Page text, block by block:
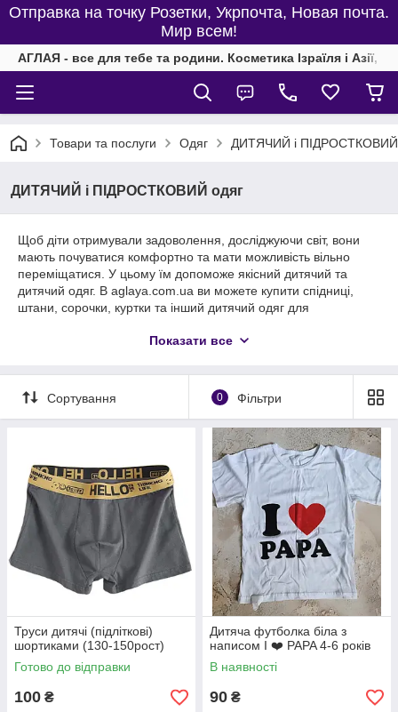
Отправка на точку Розетки, Укрпочта, Новая почта.
Мир всем!
АГЛАЯ - все для тебе та родини. Косметика Ізраїля і Азії,
Товари та послуги Одяг ДИТЯЧИЙ і ПІДРОСТКОВИЙ
ДИТЯЧИЙ і ПІДРОСТКОВИЙ одяг
Щоб діти отримували задоволення, досліджуючи світ, вони
мають почуватися комфортно та мати можливість вільно
переміщатися. У цьому їм допоможе якісний дитячий та
дитячий одяг. В aglaya.com.ua ви можете купити спідниці,
штани, сорочки, куртки та інший дитячий одяг для
Показати все
Сортування 0 Фільтри
Труси дитячі (підліткові)
шортиками (130-150рост)
Готово до відправки
100 ₴
Дитяча футболка біла з
написом I ❤️ PAPA 4-6 років
В наявності
90 ₴